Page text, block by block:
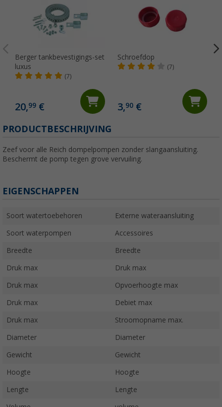
Berger tankbevestigings-set
luxus
(7)
20,99 €
Schroefdop
(7)
3,90€
PRODUCTBESCHRIJVING
Zeef voor alle Reich dompelpompen zonder slangaansluiting.
Beschermt de pomp tegen grove vervuiling.
EIGENSCHAPPEN
Soort watertoebehoren Externe wateraansluiting
Soort waterpompen Accessoires
Breedte Breedte
Druk max Druk max
Druk max Opvoerhoogte max
Druk max Debiet max
Druk max Stroomopname max.
Diameter Diameter
Gewicht Gewicht
Hoogte Hoogte
Lengte Lengte